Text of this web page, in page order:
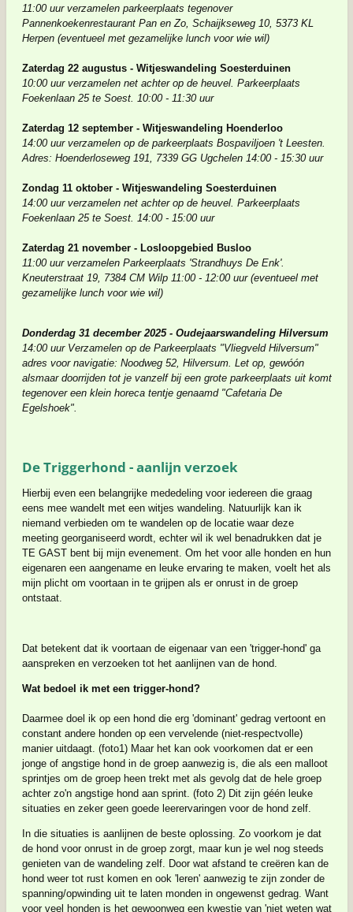
11:00 uur verzamelen parkeerplaats tegenover
Pannenkoekenrestaurant Pan en Zo, Schaijkseweg 10, 5373 KL
Herpen (eventueel met gezamelijke lunch voor wie wil)
Zaterdag 22 augustus - Witjeswandeling Soesterduinen
10:00 uur verzamelen net achter op de heuvel. Parkeerplaats
Foekenlaan 25 te Soest. 10:00 - 11:30 uur
Zaterdag 12 september - Witjeswandeling Hoenderloo
14:00 uur verzamelen op de parkeerplaats Bospaviljoen 't Leesten.
Adres: Hoenderloseweg 191, 7339 GG Ugchelen 14:00 - 15:30 uur
Zondag 11 oktober - Witjeswandeling Soesterduinen
14:00 uur verzamelen net achter op de heuvel. Parkeerplaats
Foekenlaan 25 te Soest. 14:00 - 15:00 uur
Zaterdag 21 november - Losloopgebied Busloo
11:00 uur verzamelen Parkeerplaats 'Strandhuys De Enk'.
Kneuterstraat 19, 7384 CM Wilp 11:00 - 12:00 uur (eventueel met
gezamelijke lunch voor wie wil)
Donderdag 31 december 2025 - Oudejaarswandeling Hilversum
14:00 uur Verzamelen op de Parkeerplaats "Vliegveld Hilversum"
adres voor navigatie: Noodweg 52, Hilversum. Let op, gewóón
alsmaar doorrijden tot je vanzelf bij een grote parkeerplaats uit komt
tegenover een klein horeca tentje genaamd "Cafetaria De
Egelshoek".
De Triggerhond - aanlijn verzoek
Hierbij even een belangrijke mededeling voor iedereen die graag
eens mee wandelt met een witjes wandeling. Natuurlijk kan ik
niemand verbieden om te wandelen op de locatie waar deze
meeting georganiseerd wordt, echter wil ik wel benadrukken dat je
TE GAST bent bij mijn evenement. Om het voor alle honden en hun
eigenaren een aangename en leuke ervaring te maken, voelt het als
mijn plicht om voortaan in te grijpen als er onrust in de groep
ontstaat.
Dat betekent dat ik voortaan de eigenaar van een 'trigger-hond' ga
aanspreken en verzoeken tot het aanlijnen van de hond.
Wat bedoel ik met een trigger-hond?
Daarmee doel ik op een hond die erg 'dominant' gedrag vertoont en
constant andere honden op een vervelende (niet-respectvolle)
manier uitdaagt. (foto1) Maar het kan ook voorkomen dat er een
jonge of angstige hond in de groep aanwezig is, die als een malloot
sprintjes om de groep heen trekt met als gevolg dat de hele groep
achter zo'n angstige hond aan sprint. (foto 2) Dit zijn géén leuke
situaties en zeker geen goede leerervaringen voor de hond zelf.
In die situaties is aanlijnen de beste oplossing. Zo voorkom je dat
de hond voor onrust in de groep zorgt, maar kun je wel nog steeds
genieten van de wandeling zelf. Door wat afstand te creëren kan de
hond weer tot rust komen en ook 'leren' aanwezig te zijn zonder de
spanning/opwinding uit te laten monden in ongewenst gedrag. Want
voor veel honden is het gewoonweg een kwestie van 'niet weten wat